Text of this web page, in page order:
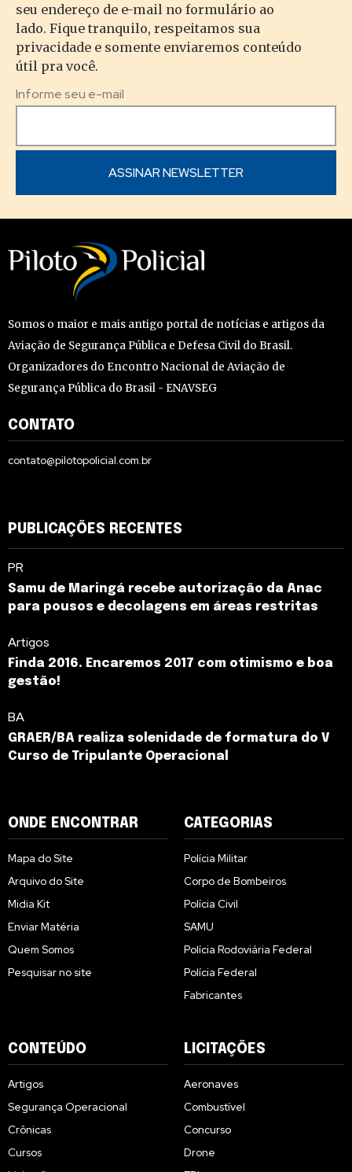
seu endereço de e-mail no formulário ao
lado. Fique tranquilo, respeitamos sua
privacidade e somente enviaremos conteúdo
útil pra você.
Informe seu e-mail
Somos o maior e mais antigo portal de notícias e artigos da
Aviação de Segurança Pública e Defesa Civil do Brasil.
Organizadores do Encontro Nacional de Aviação de
Segurança Pública do Brasil - ENAVSEG
CONTATO
contato@pilotopolicial.com.br
PUBLICAÇÕES RECENTES
PR
Samu de Maringá recebe autorização da Anac
para pousos e decolagens em áreas restritas
Artigos
Finda 2016. Encaremos 2017 com otimismo e boa
gestão!
BA
GRAER/BA realiza solenidade de formatura do V
Curso de Tripulante Operacional
ONDE ENCONTRAR
Mapa do Site
Arquivo do Site
Midia Kit
Enviar Matéria
Quem Somos
Pesquisar no site
CATEGORIAS
Polícia Militar
Corpo de Bombeiros
Polícia Civil
SAMU
Polícia Rodoviária Federal
Polícia Federal
Fabricantes
CONTEÚDO
Artigos
Segurança Operacional
Crônicas
Cursos
LICITAÇÕES
Aeronaves
Combustível
Concurso
Drone